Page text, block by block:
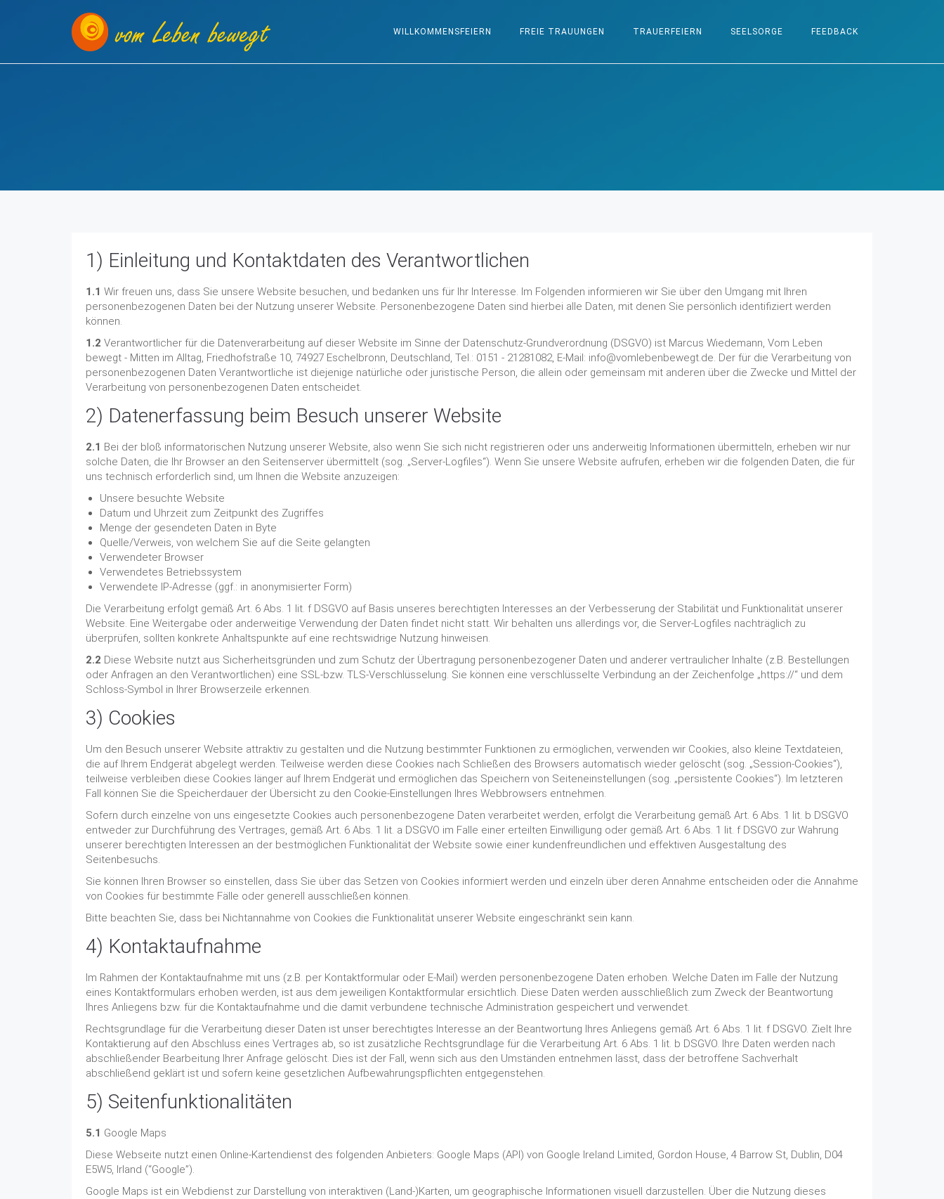
WILLKOMMENSFEIERN FREIE TRAUUNGEN TRAUERFEIERN SEELSORGE FEEDBACK
1) Einleitung und Kontaktdaten des Verantwortlichen
1.1 Wir freuen uns, dass Sie unsere Website besuchen, und bedanken uns für Ihr Interesse. Im Folgenden informieren wir Sie über den Umgang mit Ihren
personenbezogenen Daten bei der Nutzung unserer Website. Personenbezogene Daten sind hierbei alle Daten, mit denen Sie persönlich identifiziert werden
können.
1.2 Verantwortlicher für die Datenverarbeitung auf dieser Website im Sinne der Datenschutz-Grundverordnung (DSGVO) ist Marcus Wiedemann, Vom Leben
bewegt - Mitten im Alltag, Friedhofstraße 10, 74927 Eschelbronn, Deutschland, Tel.: 0151 - 21281082, E-Mail: info@vomlebenbewegt.de. Der für die Verarbeitung von
personenbezogenen Daten Verantwortliche ist diejenige natürliche oder juristische Person, die allein oder gemeinsam mit anderen über die Zwecke und Mittel der
Verarbeitung von personenbezogenen Daten entscheidet.
2) Datenerfassung beim Besuch unserer Website
2.1 Bei der bloß informatorischen Nutzung unserer Website, also wenn Sie sich nicht registrieren oder uns anderweitig Informationen übermitteln, erheben wir nur
solche Daten, die Ihr Browser an den Seitenserver übermittelt (sog. „Server-Logfiles“). Wenn Sie unsere Website aufrufen, erheben wir die folgenden Daten, die für
uns technisch erforderlich sind, um Ihnen die Website anzuzeigen:
Unsere besuchte Website
Datum und Uhrzeit zum Zeitpunkt des Zugriffes
Menge der gesendeten Daten in Byte
Quelle/Verweis, von welchem Sie auf die Seite gelangten
Verwendeter Browser
Verwendetes Betriebssystem
Verwendete IP-Adresse (ggf.: in anonymisierter Form)
Die Verarbeitung erfolgt gemäß Art. 6 Abs. 1 lit. f DSGVO auf Basis unseres berechtigten Interesses an der Verbesserung der Stabilität und Funktionalität unserer
Website. Eine Weitergabe oder anderweitige Verwendung der Daten findet nicht statt. Wir behalten uns allerdings vor, die Server-Logfiles nachträglich zu
überprüfen, sollten konkrete Anhaltspunkte auf eine rechtswidrige Nutzung hinweisen.
2.2 Diese Website nutzt aus Sicherheitsgründen und zum Schutz der Übertragung personenbezogener Daten und anderer vertraulicher Inhalte (z.B. Bestellungen
oder Anfragen an den Verantwortlichen) eine SSL-bzw. TLS-Verschlüsselung. Sie können eine verschlüsselte Verbindung an der Zeichenfolge „https://“ und dem
Schloss-Symbol in Ihrer Browserzeile erkennen.
3) Cookies
Um den Besuch unserer Website attraktiv zu gestalten und die Nutzung bestimmter Funktionen zu ermöglichen, verwenden wir Cookies, also kleine Textdateien,
die auf Ihrem Endgerät abgelegt werden. Teilweise werden diese Cookies nach Schließen des Browsers automatisch wieder gelöscht (sog. „Session-Cookies“),
teilweise verbleiben diese Cookies länger auf Ihrem Endgerät und ermöglichen das Speichern von Seiteneinstellungen (sog. „persistente Cookies“). Im letzteren
Fall können Sie die Speicherdauer der Übersicht zu den Cookie-Einstellungen Ihres Webbrowsers entnehmen.
Sofern durch einzelne von uns eingesetzte Cookies auch personenbezogene Daten verarbeitet werden, erfolgt die Verarbeitung gemäß Art. 6 Abs. 1 lit. b DSGVO
entweder zur Durchführung des Vertrages, gemäß Art. 6 Abs. 1 lit. a DSGVO im Falle einer erteilten Einwilligung oder gemäß Art. 6 Abs. 1 lit. f DSGVO zur Wahrung
unserer berechtigten Interessen an der bestmöglichen Funktionalität der Website sowie einer kundenfreundlichen und effektiven Ausgestaltung des
Seitenbesuchs.
Sie können Ihren Browser so einstellen, dass Sie über das Setzen von Cookies informiert werden und einzeln über deren Annahme entscheiden oder die Annahme
von Cookies für bestimmte Fälle oder generell ausschließen können.
Bitte beachten Sie, dass bei Nichtannahme von Cookies die Funktionalität unserer Website eingeschränkt sein kann.
4) Kontaktaufnahme
Im Rahmen der Kontaktaufnahme mit uns (z.B. per Kontaktformular oder E-Mail) werden personenbezogene Daten erhoben. Welche Daten im Falle der Nutzung
eines Kontaktformulars erhoben werden, ist aus dem jeweiligen Kontaktformular ersichtlich. Diese Daten werden ausschließlich zum Zweck der Beantwortung
Ihres Anliegens bzw. für die Kontaktaufnahme und die damit verbundene technische Administration gespeichert und verwendet.
Rechtsgrundlage für die Verarbeitung dieser Daten ist unser berechtigtes Interesse an der Beantwortung Ihres Anliegens gemäß Art. 6 Abs. 1 lit. f DSGVO. Zielt Ihre
Kontaktierung auf den Abschluss eines Vertrages ab, so ist zusätzliche Rechtsgrundlage für die Verarbeitung Art. 6 Abs. 1 lit. b DSGVO. Ihre Daten werden nach
abschließender Bearbeitung Ihrer Anfrage gelöscht. Dies ist der Fall, wenn sich aus den Umständen entnehmen lässt, dass der betroffene Sachverhalt
abschließend geklärt ist und sofern keine gesetzlichen Aufbewahrungspflichten entgegenstehen.
5) Seitenfunktionalitäten
5.1 Google Maps
Diese Webseite nutzt einen Online-Kartendienst des folgenden Anbieters: Google Maps (API) von Google Ireland Limited, Gordon House, 4 Barrow St, Dublin, D04
E5W5, Irland (“Google”).
Google Maps ist ein Webdienst zur Darstellung von interaktiven (Land-)Karten, um geographische Informationen visuell darzustellen. Über die Nutzung dieses